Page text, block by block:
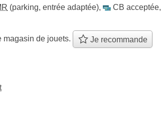
(parking, entrée adaptée), CB acceptée,
magasin de jouets. Je recommande